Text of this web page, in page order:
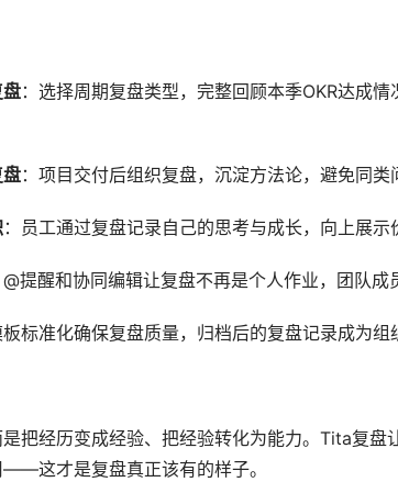
：选择周期复盘类型，完整回顾本季OKR达成
：项目交付后组织复盘，沉淀方法论，避免同类
：员工通过复盘记录自己的思考与成长，向上展示
@提醒和协同编辑让复盘不再是个人作业，团队成
板标准化确保复盘质量，归档后的复盘记录成为
把经历变成经验、把经验转化为能力。Tita复
这才是复盘真正该有的样子。